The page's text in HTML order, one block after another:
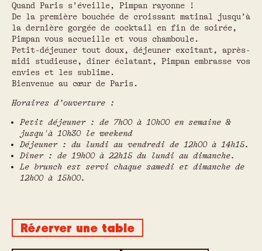
Quand Paris s’éveille, Pimpan rayonne !
De la première bouchée de croissant matinal jusqu’à
la dernière gorgée de cocktail en fin de soirée,
Pimpan vous accueille et vous chamboule.
Petit-déjeuner tout doux, déjeuner excitant, après-
midi studieuse, dîner éclatant, Pimpan embrasse vos
envies et les sublime.
Bienvenue au cœur de Paris.
Horaires d’ouverture :
Petit déjeuner : de 7h00 à 10h00 en semaine &
jusqu'à 10h30 le weekend
Déjeuner : du lundi au vendredi de 12h00 à 14h15.
Dîner : de 19h00 à 22h15 du lundi au dimanche.
Le brunch est servi chaque samedi et dimanche de
12h00 à 15h00.
Réserver une table